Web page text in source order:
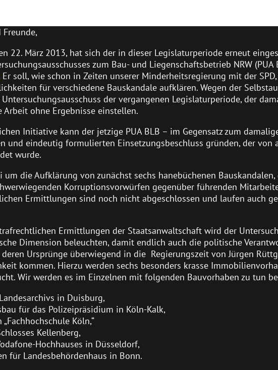
22. März 2013, hat sich der in dieser Legislaturperiode erneut
zum Bau- und Liegenschaftsbetrieb NRW
Er soll, wie schon in Zeiten unserer Minderheitsregierung mit der
für verschiedene Bauskandale aufklären. Wegen der
der vergangenen Legislaturperiode, der
Arbeit ohne Ergebnisse einstellen.
Initiative kann der jetzige PUA BLB – im Gegensatz zum
und eindeutig formulierten Einsetzungsbeschluss gründen, der von
wurde.
die Aufklärung von zunächst sechs hanebüchenen
Korruptionsvorwürfen gegenüber führenden
Ermittlungen sind noch nicht abgeschlossen und laufen auch
Ermittlungen der Staatsanwaltschaft wird der
Dimension beleuchten, damit endlich auch die politische
deren Ursprünge überwiegend in die Regierungszeit von Jürgen
kommen. Hierzu werden sechs besonders krasse
Wir werden es im Einzelnen mit folgenden Bauvorhaben zu tun
in Duisburg,
für das Polizeipräsidium in Köln-Kalk,
Köln,“
Kellenberg,
Hochhauses in Düsseldorf,
für Landesbehördenhaus in Bonn.